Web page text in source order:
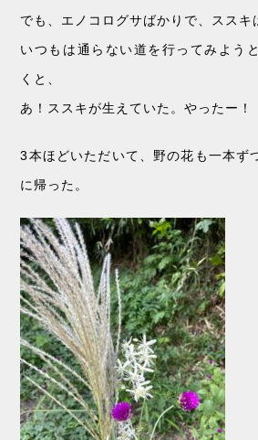
でも、エノコログサばかりで、ススキ
いつもは通らない道を行ってみよう
くと、
あ！ススキが生えていた。やったー！
3本ほどいただいて、野の花も一本ず
に帰った。